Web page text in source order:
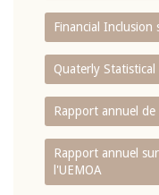
Financial Inclusion
Quaterly Statistical
Rapport annuel de
Rapport annuel
l'UEMOA